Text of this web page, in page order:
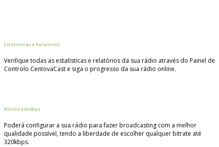
Estatísticas e Relatórios
Verifique todas as estatísticas e relatórios da sua rádio através do Painel de
Controlo CentovaCast e siga o progresso da sua rádio online.
Bitrate 320 Kbps
Poderá configurar a sua rádio para fazer broadcasting com a melhor
qualidade possível, tendo a liberdade de escolher qualquer bitrate até
320kbps.